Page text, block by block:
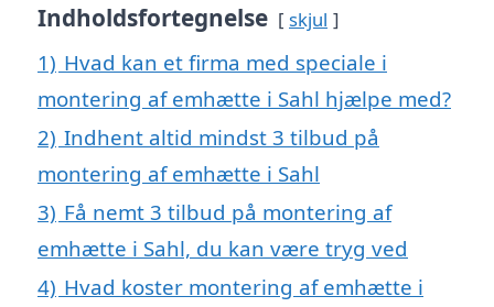
Indholdsfortegnelse skjul
1) Hvad kan et firma med speciale i
montering af emhætte i Sahl hjælpe med?
2) Indhent altid mindst 3 tilbud på
montering af emhætte i Sahl
3) Få nemt 3 tilbud på montering af
emhætte i Sahl, du kan være tryg ved
4) Hvad koster montering af emhætte i